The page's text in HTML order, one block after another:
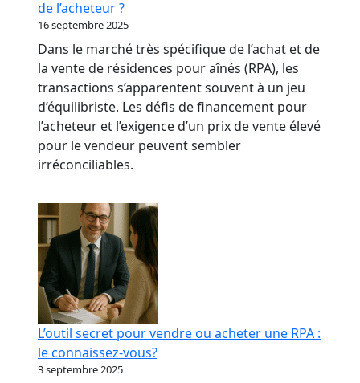
de l’acheteur ?
16 septembre 2025
Dans le marché très spécifique de l’achat et de
la vente de résidences pour aînés (RPA), les
transactions s’apparentent souvent à un jeu
d’équilibriste. Les défis de financement pour
l’acheteur et l’exigence d’un prix de vente élevé
pour le vendeur peuvent sembler
irréconciliables.
L’outil secret pour vendre ou acheter une RPA :
le connaissez-vous?
3 septembre 2025